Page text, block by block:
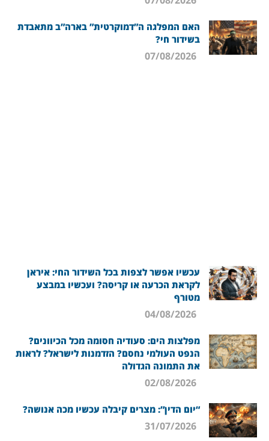
האם המפלגה ה”דמוקרטית” בארה”ב מתאבדת
בשידור חי?
עכשיו אפשר לצפות בכל השידור החי: איראן
לקראת הכרעה או קריסה? ועכשיו במבצע
מטורף
מפלצות הים: סעודיה חסומה מכל הכיוונים?
הנפט העולמי נחסם? הזדמנות לישראל? לראות
את התמונה הגדולה
“יום הדין”: מצרים קיבלה עכשיו מכה אנושה?